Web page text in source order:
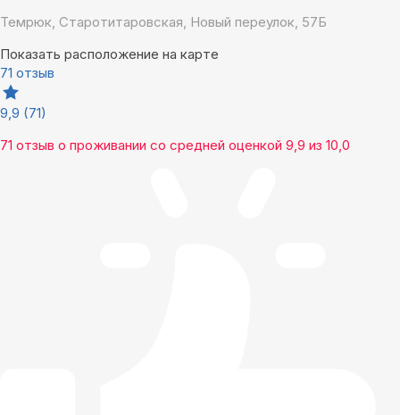
Темрюк, Старотитаровская, Новый переулок, 57Б
Показать расположение на карте
71 отзыв
9,9 (71)
71 отзыв о проживании со средней оценкой 9,9 из 10,0